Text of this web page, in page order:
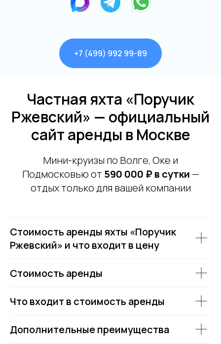
+7 (499) 992 99-89
Частная яхта «Поручик
Ржевский» — официальный
сайт аренды в Москве
Мини-круизы по Волге, Оке и
Подмосковью от 590 000 ₽ в сутки —
отдых только для вашей компании
Стоимость аренды яхты «Поручик
Ржевский» и что входит в цену
Стоимость аренды
Что входит в стоимость аренды
Дополнительные преимущества
Согласие на обработку персональных данных
Покровский бульвар,
8с2А, Москва, 109028
ИП Зимин Дмитрий Вячеславович
+7 (499) 376 86-96
+7 (499) 992 99-89
Аренда яхт
VIP КРУИЗЫ
Мероприятия
Выпускной
История компании